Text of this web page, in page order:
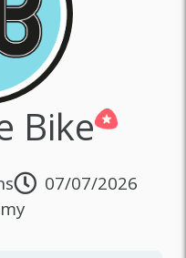
Bike
07/07/2026